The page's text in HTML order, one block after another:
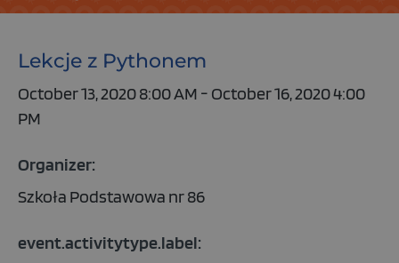
Lekcje z Pythonem
October 13, 2020 8:00 AM - October 16, 2020 4:00
PM
Organizer:
Szkoła Podstawowa nr 86
event.activitytype.label: